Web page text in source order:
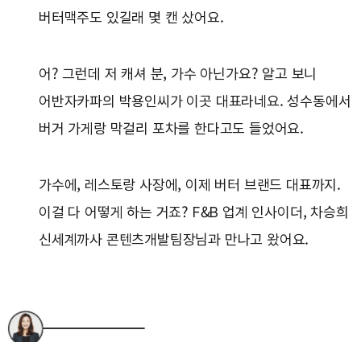
버터맥주도 있길래 몇 캔 샀어요.
어? 그런데 저 캐셔 분, 가수 아닌가요? 알고 보니
어반자카파의 박용인씨가 이곳 대표라네요. 성수동에서
버거 가게랑 막걸리 포차를 한다고도 들었어요.
가수에, 레스토랑 사장에, 이제 버터 브랜드 대표까지.
이걸 다 어떻게 하는 거죠? F&B 업계 인사이더, 차승희
신세계까사 콘텐츠개발팀장님과 만나고 왔어요.